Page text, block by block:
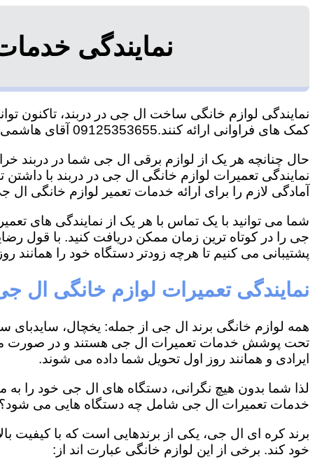
نمایندگی
نمایندگی لوازم خانگی ساخت ال جی در دربند، تاکنون
کمک های فراوانی ارائه کنند.09125353655 آقای هاشمی
حال چنانچه هر یک از لوازم برقی ال جی شما در دربند
نمایندگی تعمیرات لوازم خانگی ال جی در دربند با داشتن
آمادگی لازم را برای ارائه خدمات تعمیر لوازم خانگی ال
شما می توانید با یک تماس با هر یک از نمایندگی های
جی را در کوتاه ترین زمان ممکن دریافت کنید. با قول
پشتیبانی می کنیم تا هرچه زودتر دستگاه خود را همانند
نمایندگی تعمیرات لوازم خانگی ال
همه لوازم خانگی برند ال جی از جمله: یخچال، سایدبای
تحت پوشش خدمات تعمیرات ال جی هستند و در صورت
ایرادی و همانند روز اول تحویل شما داده می شوند.
لذا شما بدون هیچ نگرانی، دستگاه های ال جی خود را به
خدمات تعمیرات ال جی شامل چه دستگاه هایی می شود؟
برند کره ای ال جی، یکی از برندهایی است که با کیفیت
خود کند. برخی از این لوازم خانگی عبارت اند از: